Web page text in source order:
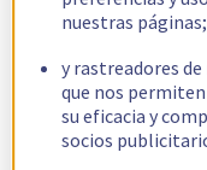
nuestras páginas;
y rastreadores de
que nos
su eficacia y
socios